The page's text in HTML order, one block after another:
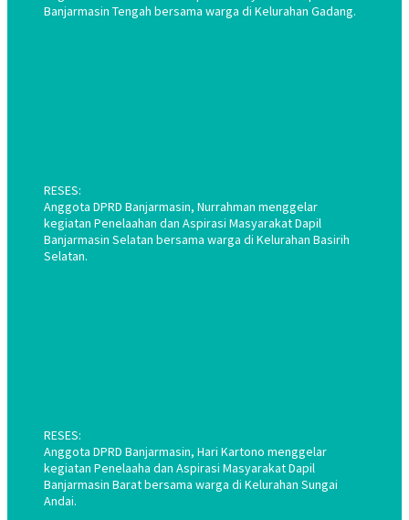
Banjarmasin Tengah bersama warga di Kelurahan Gadang.
RESES:
Anggota DPRD Banjarmasin, Nurrahman menggelar
kegiatan Penelaahan dan Aspirasi Masyarakat Dapil
Banjarmasin Selatan bersama warga di Kelurahan Basirih
Selatan.
RESES:
Anggota DPRD Banjarmasin, Hari Kartono menggelar
kegiatan Penelaaha dan Aspirasi Masyarakat Dapil
Banjarmasin Barat bersama warga di Kelurahan Sungai
Andai.